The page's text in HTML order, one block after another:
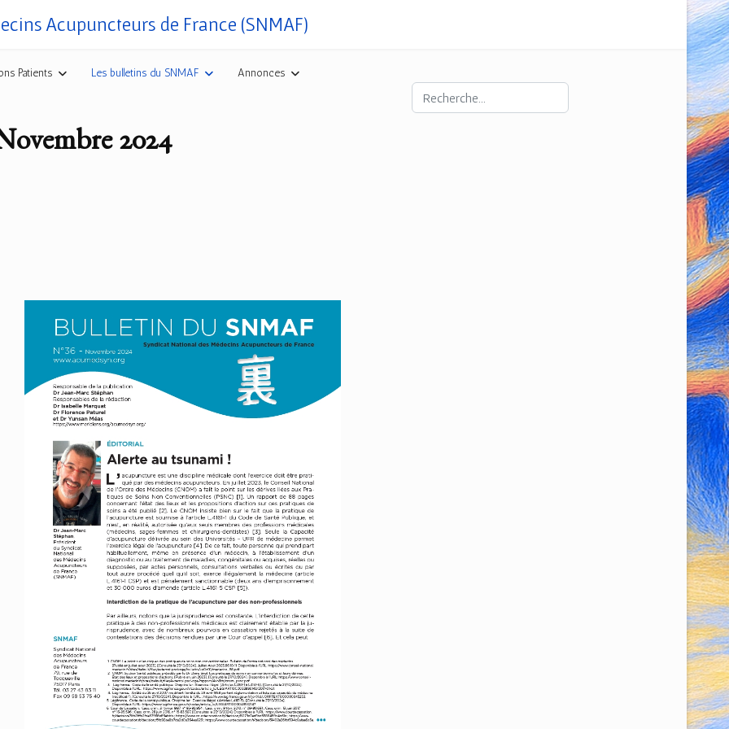
Acupuncteurs de France (SNMAF)
Patients Les bulletins du SNMAF Annonces
Rechercher
2024